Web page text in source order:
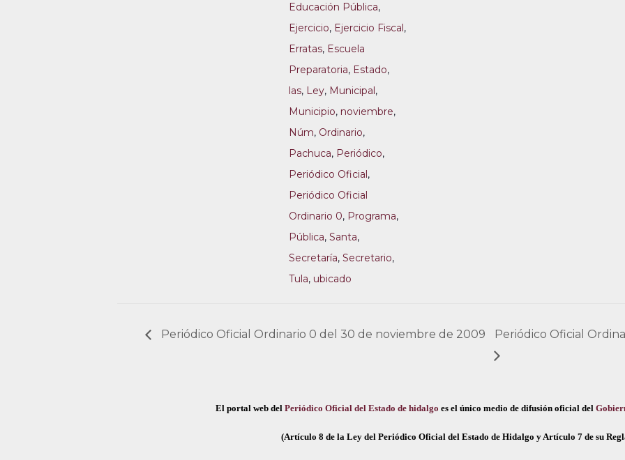
Educación Pública,
Ejercicio, Ejercicio Fiscal,
Erratas, Escuela
Preparatoria, Estado,
las, Ley, Municipal,
Municipio, noviembre,
Núm, Ordinario,
Pachuca, Periódico,
Periódico Oficial,
Periódico Oficial
Ordinario 0, Programa,
Pública, Santa,
Secretaría, Secretario,
Tula, ubicado
Periódico Oficial Ordinario 0 del 30 de noviembre de 2009 Periódico Oficial
El portal web del Periódico Oficial del Estado de hidalgo es el único medio de difusión oficial del
(Artículo 8 de la Ley del Periódico Oficial del Estado de Hidalgo y Artículo 7 de su